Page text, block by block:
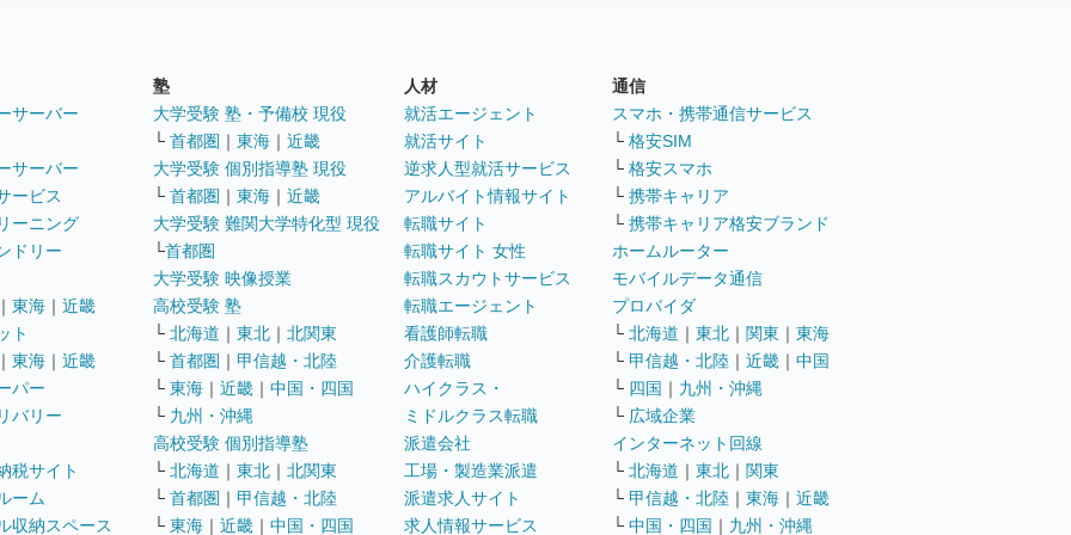
サーバー
サーバー
ービス
ーニング
ドリー
東海 ｜ 近畿
ト
東海 ｜ 近畿
パー
バリー
税サイト
ーム
収納スペース
塾
大学受験 塾・予備校 現役
└ 首都圏 ｜ 東海 ｜ 近畿
大学受験 個別指導塾 現役
└ 首都圏 ｜ 東海 ｜ 近畿
大学受験 難関大学特化型 現役
└首都圏
大学受験 映像授業
高校受験 塾
└ 北海道 ｜ 東北 ｜ 北関東
└ 首都圏 ｜ 甲信越・北陸
└ 東海 ｜ 近畿 ｜ 中国・四国
└ 九州・沖縄
高校受験 個別指導塾
└ 北海道 ｜ 東北 ｜ 北関東
└ 首都圏 ｜ 甲信越・北陸
└ 東海 ｜ 近畿 ｜ 中国・四国
人材
就活エージェント
就活サイト
逆求人型就活サービス
アルバイト情報サイト
転職サイト
転職サイト 女性
転職スカウトサービス
転職エージェント
看護師転職
介護転職
ハイクラス・
ミドルクラス転職
派遣会社
工場・製造業派遣
派遣求人サイト
求人情報サービス
通信
スマホ・携帯通信サービス
└ 格安SIM
└ 格安スマホ
└ 携帯キャリア
└ 携帯キャリア格安ブランド
ホームルーター
モバイルデータ通信
プロバイダ
└ 北海道 ｜ 東北 ｜ 関東 ｜ 東海
└ 甲信越・北陸 ｜ 近畿 ｜ 中国
└ 四国 ｜ 九州・沖縄
└ 広域企業
インターネット回線
└ 北海道 ｜ 東北 ｜ 関東
└ 甲信越・北陸 ｜ 東海 ｜ 近畿
└ 中国・四国 ｜ 九州・沖縄